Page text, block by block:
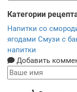
Категории
Напитки со
ягодами Смузи с
напитки
Добавить